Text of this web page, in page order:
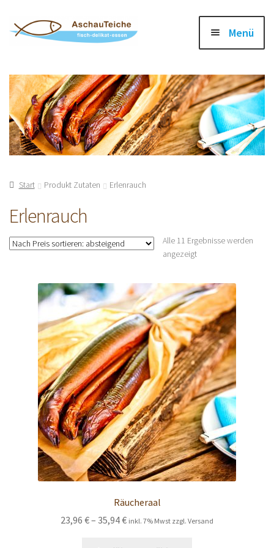
Zur
Navigation
Zum
Inhalt
Menü
Shop
Warenkorb
Mein Konto
Über uns
Start Produkt Zutaten Erlenrauch
Erlenrauch
Alle 11 Ergebnisse werden
angezeigtNach
absteigend
Räucheraal
23,96 €– 35,94€Preisspanne:
inkl. 7% Mwst zzgl. Versand